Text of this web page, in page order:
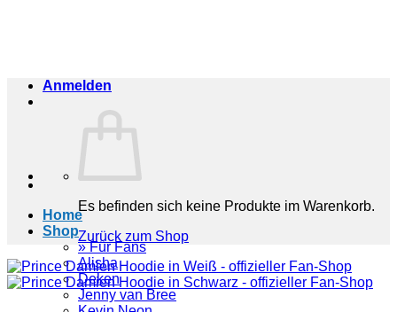
Home
Shop
» Für Fans
Alisha
Deken
Jenny van Bree
Anmelden
Es befinden sich keine Produkte im Warenkorb.
Zurück zum Shop